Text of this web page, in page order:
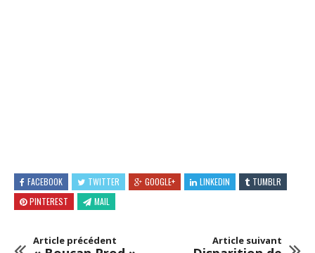
FACEBOOK TWITTER GOOGLE+ LINKEDIN
TUMBLR
PINTEREST
MAIL
Article précédent Article suivant